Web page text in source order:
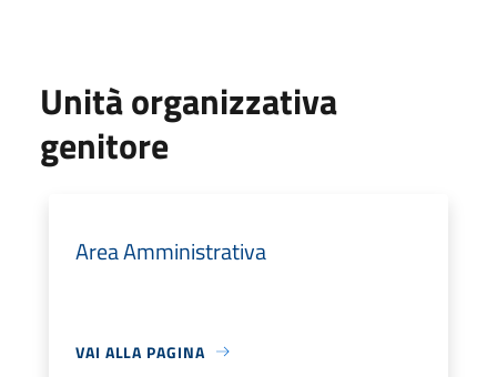
Unità organizzativa
genitore
Area Amministrativa
VAI ALLA PAGINA